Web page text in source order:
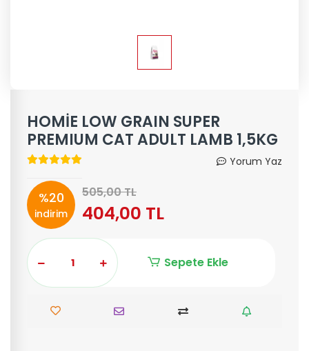
HOMİE LOW GRAIN SUPER
PREMIUM CAT ADULT LAMB 1,5KG
Yorum Yaz
%20
indirim
505,00 TL
404,00 TL
Sepete Ekle